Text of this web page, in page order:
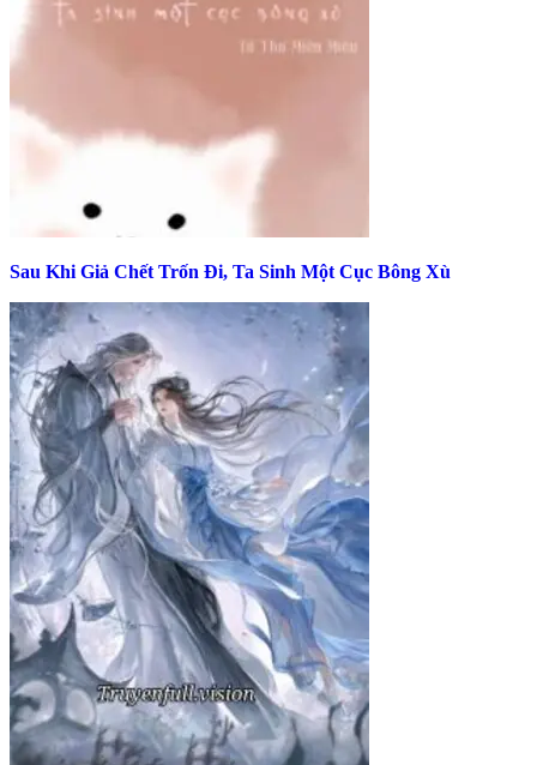
Sau Khi Giả Chết Trốn Đi, Ta Sinh Một Cục Bông Xù